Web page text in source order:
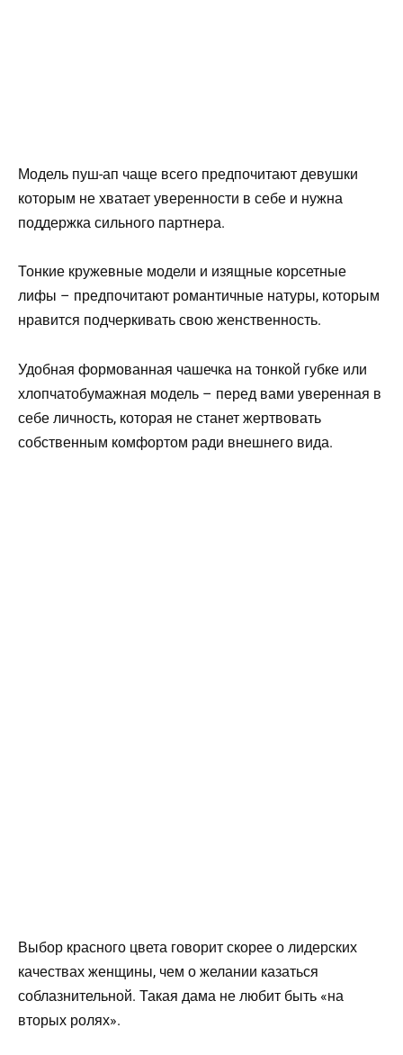
Модель пуш-ап чаще всего предпочитают девушки
которым не хватает уверенности в себе и нужна
поддержка сильного партнера.
Тонкие кружевные модели и изящные корсетные
лифы – предпочитают романтичные натуры, которым
нравится подчеркивать свою женственность.
Удобная формованная чашечка на тонкой губке или
хлопчатобумажная модель – перед вами уверенная в
себе личность, которая не станет жертвовать
собственным комфортом ради внешнего вида.
Выбор красного цвета говорит скорее о лидерских
качествах женщины, чем о желании казаться
соблазнительной. Такая дама не любит быть «на
вторых ролях».